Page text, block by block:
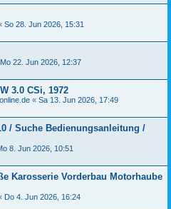
So 28. Jun 2026, 15:31
Mo 22. Jun 2026, 12:37
3.0 CSi, 1972
« Sa 13. Jun 2026, 17:49
/ Suche Bedienungsanleitung /
8. Jun 2026, 10:51
Karosserie Vorderbau Motorhaube
Do 4. Jun 2026, 16:24